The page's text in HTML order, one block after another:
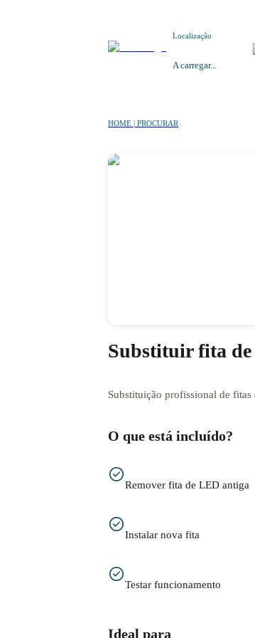
Localização
A carregar...
HOME | PROCURAR
Substituir fita
Substituição profissional de
O que está incluído?
Remover fita de LED antiga
Instalar nova fita
Testar funcionamento
Ideal para